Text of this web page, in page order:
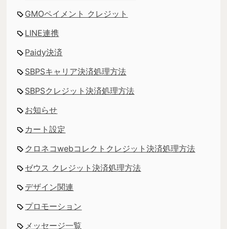
GMOペイメント クレジット
LINE連携
Paidy決済
SBPSキャリア決済処理方法
SBPSクレジット決済処理方法
お知らせ
カート設定
クロネコwebコレクトクレジット決済処理方法
ゼウス クレジット決済処理方法
デザイン関連
プロモーション
メッセージ一覧